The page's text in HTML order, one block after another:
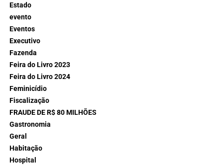
Estado
evento
Eventos
Executivo
Fazenda
Feira do Livro 2023
Feira do Livro 2024
Feminicídio
Fiscalização
FRAUDE DE R$ 80 MILHÕES
Gastronomia
Geral
Habitação
Hospital